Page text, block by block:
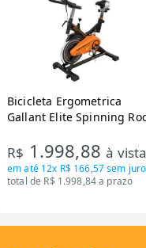
Bicicleta Ergometrica
Gallant Elite Spinning
Mecanica GSB13HBTA-PT
R$ 1.998,88à
em até 12x R$ 166,57sem
total de R$ 1.998,84 a prazo